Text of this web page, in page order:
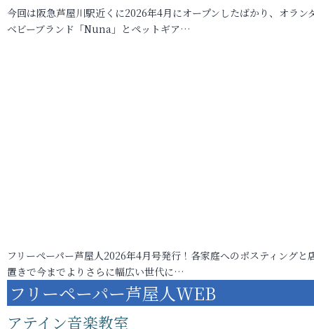
今回は阪急芦屋川駅近くに2026年4月にオープンしたばかり、オラン
ベビーブランド「Nuna」とペットギア…
フリーペーパー芦屋人2026年4月号発行！各家庭へのポスティングと
置きで今までよりさらに幅広い世代に…
フリーペーパー芦屋人WEB
アテイン音楽教室